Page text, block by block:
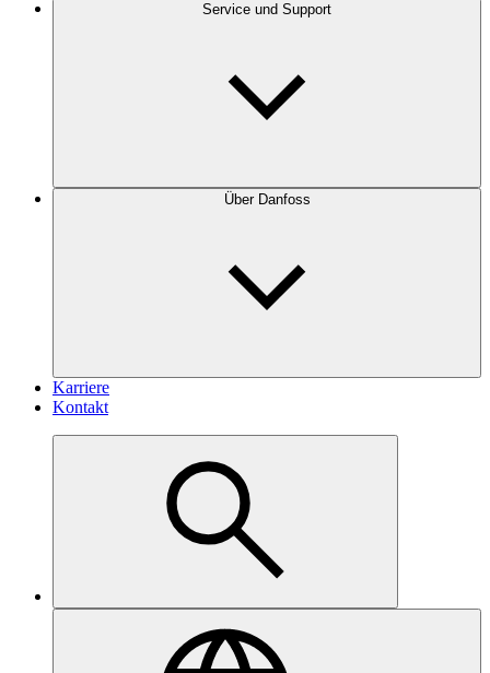
Service und Support
Über Danfoss
Karriere
Kontakt